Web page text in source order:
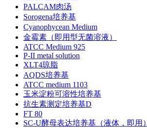
PALCAM肉汤
Sorogena培养基
Cyanophycean Medium
金霉素（即用型无菌溶液）
ATCC Medium 925
P-II metal solution
XLT4琼脂
AQDS培养基
ATCC medium 1103
玉米淀粉可溶性培养基
抗生素测定培养基D
FT 80
SC-U酵母表达培养基（液体，即用）